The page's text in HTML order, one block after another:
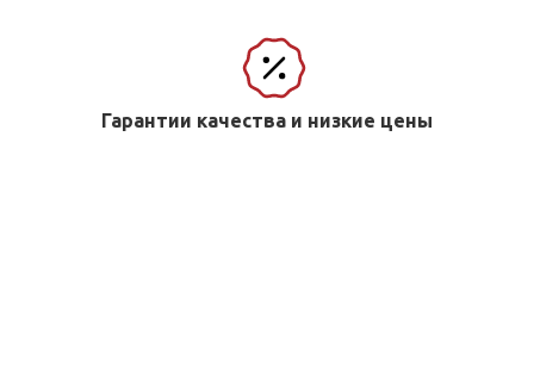
Гарантии качества и низкие цены